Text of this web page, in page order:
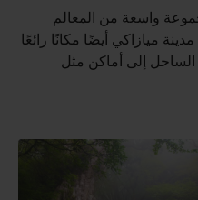
واسعة من المعالم
ميازاكي أيضًا مكانًا رائعًا
إلى أماكن مثل